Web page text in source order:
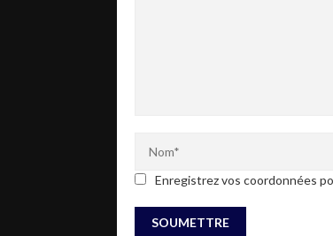
Enregistrez vos coordonnées